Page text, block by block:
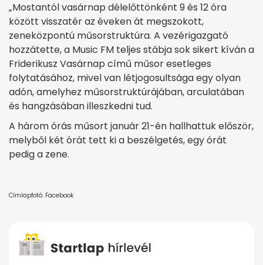
„Mostantól vasárnap délelőttönként 9 és 12 óra
között visszatér az éveken át megszokott,
zeneközpontú műsorstruktúra. A vezérigazgató
hozzátette, a Music FM teljes stábja sok sikert kíván a
Friderikusz Vasárnap című műsor esetleges
folytatásához, mivel van létjogosultsága egy olyan
adón, amelyhez műsorstruktúrájában, arculatában
és hangzásában illeszkedni tud.
A három órás műsort január 21-én hallhattuk először,
melyből két órát tett ki a beszélgetés, egy órát
pedig a zene.
Címlapfotó: Facebook